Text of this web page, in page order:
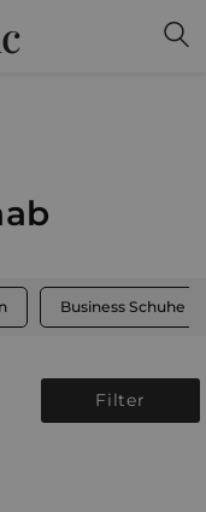
Business Schuhe
Filter